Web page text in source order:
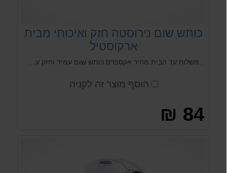
כותש שום נירוסטה חזק ואיכותי מבית
ארקוסטיל
הוסף מוצר זה לקניה
84 ₪